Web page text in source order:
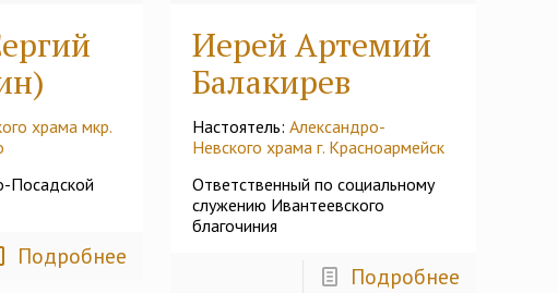
храма мкр.
Посадской
Подробнее
Иерей Артемий
Балакирев
Настоятель: Александро-
Невского храма г. Красноармейск
Ответственный по социальному
служению Ивантеевского
благочиния
Подробнее